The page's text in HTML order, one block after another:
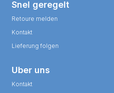
Snel geregelt
Retoure melden
Kontakt
Lieferung folgen
Uber uns
Kontakt